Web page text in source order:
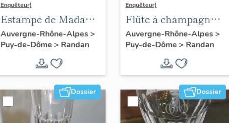
Enquêteur)
Estampe de Madame
Delpech - S.A.R.
Madame Adélaïde,
Auvergne-Rhône-Alpes>
Puy-de-Dôme > Randan
Enquêteur)
Flûte à champagne
n° 3
Auvergne-Rhône-Alpes>
Puy-de-Dôme > Randan
Dossier Dossier